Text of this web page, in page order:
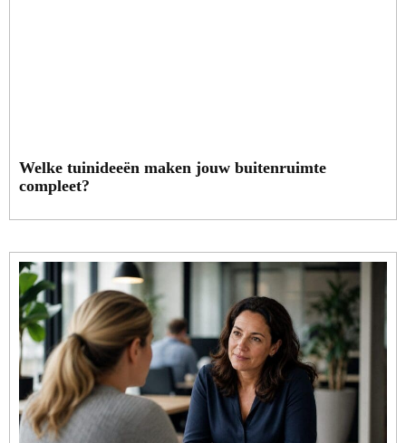
Welke tuinideeën maken jouw buitenruimte
compleet?